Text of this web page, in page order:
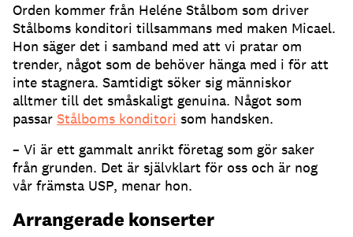
Orden kommer från Heléne Stålbom som driver
Stålboms konditori tillsammans med maken Micael.
Hon säger det i samband med att vi pratar om
trender, något som de behöver hänga med i för att
inte stagnera. Samtidigt söker sig människor
alltmer till det småskaligt genuina. Något som
passar Stålboms konditori som handsken.
– Vi är ett gammalt anrikt företag som gör saker
från grunden. Det är självklart för oss och är nog
vår främsta USP, menar hon.
Arrangerade konserter